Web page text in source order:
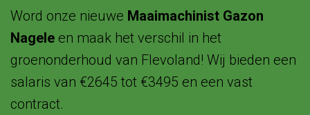
Word onze nieuwe Maaimachinist Gazon
Nagele en maak het verschil in het
groenonderhoud van Flevoland! Wij bieden een
salaris van €2645 tot €3495 en een vast
contract.